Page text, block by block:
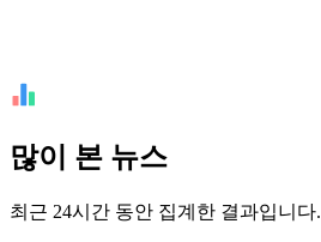
많이 본 뉴스
최근 24시간 동안 집계한 결과입니다.